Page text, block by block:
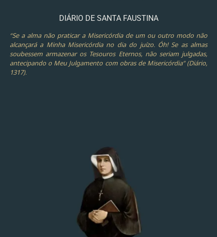
DIÁRIO DE SANTA FAUSTINA
“Se a alma não praticar a Misericórdia de um ou outro modo não
alcançará a Minha Misericórdia no dia do juízo. Óh! Se as almas
soubessem armazenar os Tesouros Eternos, não seriam julgadas,
antecipando o Meu Julgamento com obras de Misericórdia” (Diário,
1317).